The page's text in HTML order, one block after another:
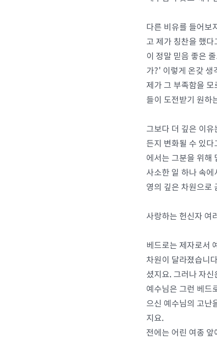
다른 비유를 들어보
고 제가 칭찬을 했
이 정말 믿음 좋은
가?' 이렇게 온갖 생
제가 그 부족함을
들이 도전받기 원하
그보다 더 깊은 이
든지 변화될 수 있
에서는 그분을 위해
사소한 일 하나 속
영의 깊은 차원으로
사랑하는 헌신자 여
베드로는 제자로서
차원이 달라졌습니
셨지요. 그러나 자
예수님은 그런 베드
으신 예수님의 고난
지요.
전에는 어린 여종